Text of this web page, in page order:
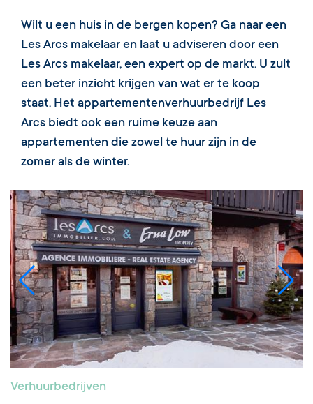
Wilt u een huis in de bergen kopen? Ga naar een
Les Arcs makelaar en laat u adviseren door een
Les Arcs makelaar, een expert op de markt. U zult
een beter inzicht krijgen van wat er te koop
staat. Het appartementenverhuurbedrijf Les
Arcs biedt ook een ruime keuze aan
appartementen die zowel te huur zijn in de
zomer als de winter.
Verhuurbedrijven